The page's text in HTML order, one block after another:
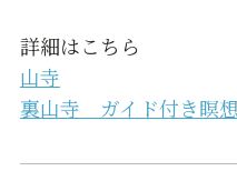
詳細はこちら
山寺
裏山寺 ガイド付き瞑